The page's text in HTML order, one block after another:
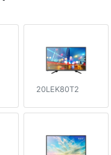
20LEK80T2